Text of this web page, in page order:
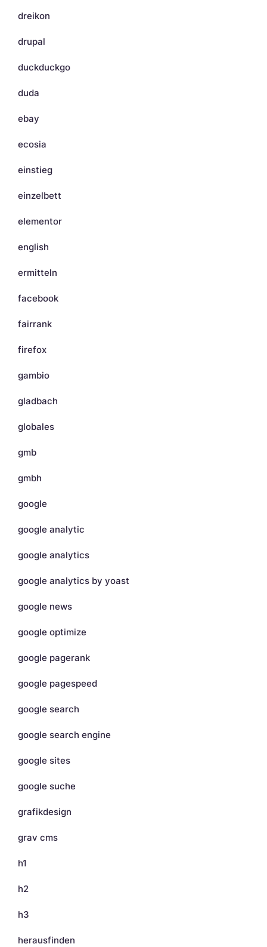
dreikon
drupal
duckduckgo
duda
ebay
ecosia
einstieg
einzelbett
elementor
english
ermitteln
facebook
fairrank
firefox
gambio
gladbach
globales
gmb
gmbh
google
google analytic
google analytics
google analytics by yoast
google news
google optimize
google pagerank
google pagespeed
google search
google search engine
google sites
google suche
grafikdesign
grav cms
h1
h2
h3
herausfinden